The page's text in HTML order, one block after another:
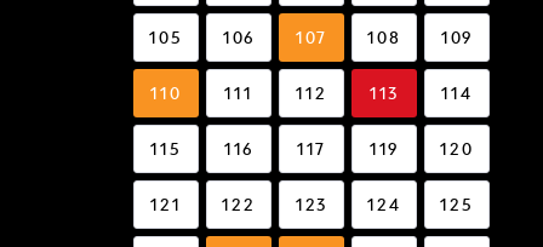
105 106 107 108 109
110 111 112 113 114
115 116 117 119 120
121 122 123 124 125